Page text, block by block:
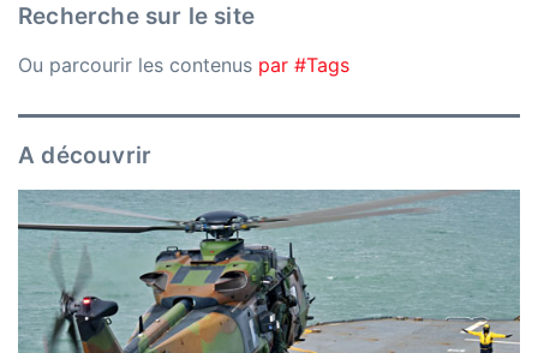
Recherche sur le site
Ou parcourir les contenus par #Tags
A découvrir